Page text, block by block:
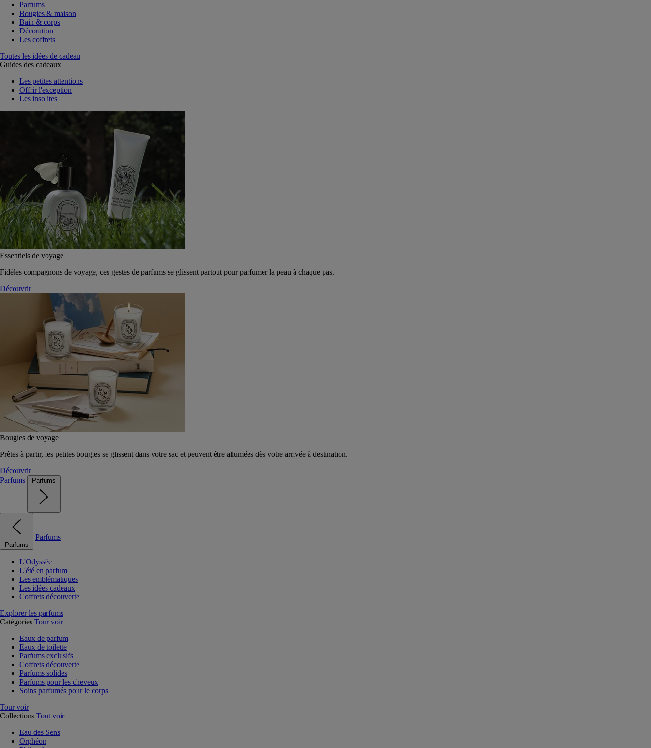
Parfums
Bougies & maison
Bain & corps
Décoration
Les coffrets
Toutes les idées de cadeau
Guides des cadeaux
Les petites attentions
Offrir l'exception
Les insolites
Essentiels de voyage
Fidèles compagnons de voyage, ces gestes de parfums se glissent partout pour parfumer la peau à chaque pas.
Découvrir
Bougies de voyage
Prêtes à partir, les petites bougies se glissent dans votre sac et peuvent être allumées dès votre arrivée à destination.
Découvrir
Parfums
Parfums
Parfums
Parfums
L'Odyssée
L'été en parfum
Les emblématiques
Les idées cadeaux
Coffrets découverte
Explorer les parfums
Catégories Tour voir
Eaux de parfum
Eaux de toilette
Parfums exclusifs
Coffrets découverte
Parfums solides
Parfums pour les cheveux
Soins parfumés pour le corps
Tour voir
Collections Tout voir
Eau des Sens
Orphéon